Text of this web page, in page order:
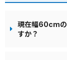
現在幅60cmの
すか？